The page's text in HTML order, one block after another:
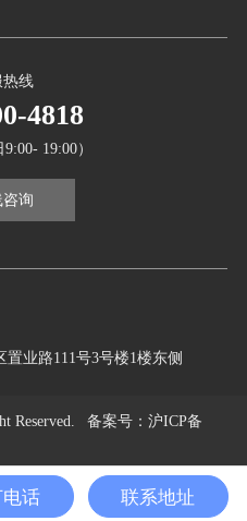
业路111号3号楼1楼东侧
热线
4818
19:00）
询
备案号：沪ICP备
话 联系地址